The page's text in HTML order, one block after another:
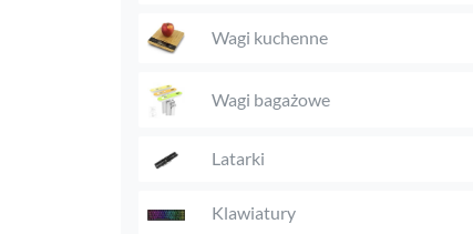
Wagi kuchenne
Wagi bagażowe
Latarki
Klawiatury